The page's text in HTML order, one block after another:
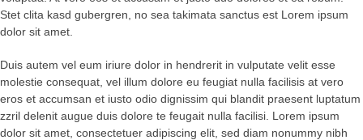
Stet clita kasd gubergren, no sea takimata sanctus est Lorem ipsum
dolor sit amet.
Duis autem vel eum iriure dolor in hendrerit in vulputate velit esse
molestie consequat, vel illum dolore eu feugiat nulla facilisis at vero
eros et accumsan et iusto odio dignissim qui blandit praesent luptatum
zzril delenit augue duis dolore te feugait nulla facilisi. Lorem ipsum
dolor sit amet, consectetuer adipiscing elit, sed diam nonummy nibh